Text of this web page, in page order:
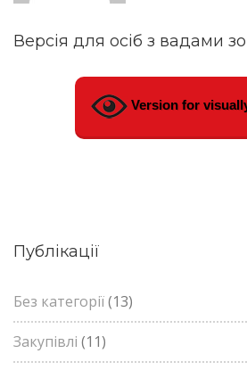
Версія для осіб з вадами
Version for
Публікації
Без категорії(13)
Закупівлі (11)